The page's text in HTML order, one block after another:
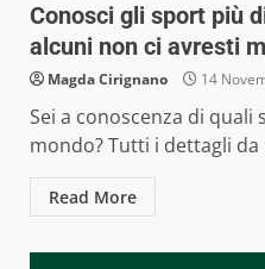
Conosci gli sport più
alcuni non ci avresti
Magda Cirignano 14
Sei a conoscenza di
mondo? Tutti i dettagli da
Read More